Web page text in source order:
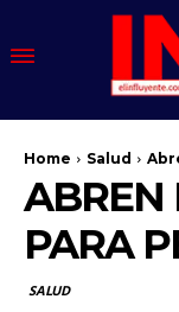
Home Salud
ABREN
PARA
SALUD